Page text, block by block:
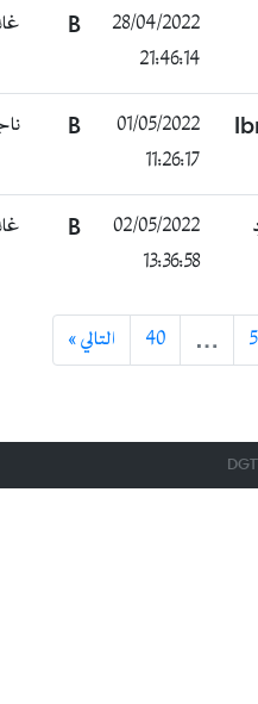
28/04/2022
21:46:14
B غائب
01/05/2022
11:26:17
B ناجح
02/05/2022
13:36:58
B غائب
…
40 التالي »